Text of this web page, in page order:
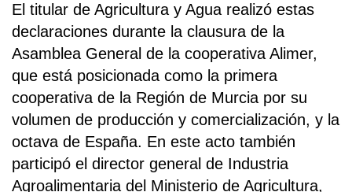
El titular de Agricultura y Agua realizó estas
declaraciones durante la clausura de la
Asamblea General de la cooperativa Alimer,
que está posicionada como la primera
cooperativa de la Región de Murcia por su
volumen de producción y comercialización, y la
octava de España. En este acto también
participó el director general de Industria
Agroalimentaria del Ministerio de Agricultura,